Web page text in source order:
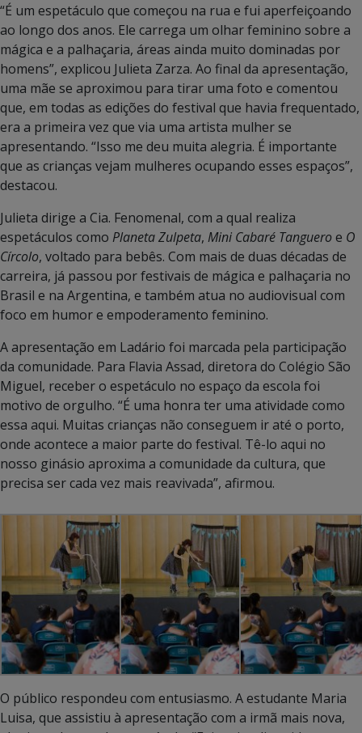
“É um espetáculo que começou na rua e fui aperfeiçoando
ao longo dos anos. Ele carrega um olhar feminino sobre a
mágica e a palhaçaria, áreas ainda muito dominadas por
homens”, explicou Julieta Zarza. Ao final da apresentação,
uma mãe se aproximou para tirar uma foto e comentou
que, em todas as edições do festival que havia frequentado,
era a primeira vez que via uma artista mulher se
apresentando. “Isso me deu muita alegria. É importante
que as crianças vejam mulheres ocupando esses espaços”,
destacou.
Julieta dirige a Cia. Fenomenal, com a qual realiza
espetáculos como Planeta Zulpeta, Mini Cabaré Tangueroe O
Círcolo, voltado para bebês. Com mais de duas décadas de
carreira, já passou por festivais de mágica e palhaçaria no
Brasil e na Argentina, e também atua no audiovisual com
foco em humor e empoderamento feminino.
A apresentação em Ladário foi marcada pela participação
da comunidade. Para Flavia Assad, diretora do Colégio São
Miguel, receber o espetáculo no espaço da escola foi
motivo de orgulho. “É uma honra ter uma atividade como
essa aqui. Muitas crianças não conseguem ir até o porto,
onde acontece a maior parte do festival. Tê-lo aqui no
nosso ginásio aproxima a comunidade da cultura, que
precisa ser cada vez mais reavivada”, afirmou.
O público respondeu com entusiasmo. A estudante Maria
Luisa, que assistiu à apresentação com a irmã mais nova,